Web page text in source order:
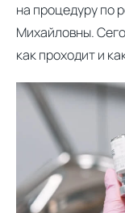
на процедуру по
Михайловны.
как проходит и